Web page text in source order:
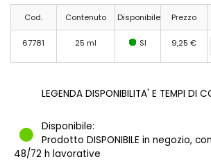
Cod. Contenuto Disponibile Prezzo
67781 25 ml SI 9,25 €
LEGENDA DISPONIBILITA' E TEMPI DI
Disponibile:
Prodotto DISPONIBILE in negozio,
48/72 h lavorative